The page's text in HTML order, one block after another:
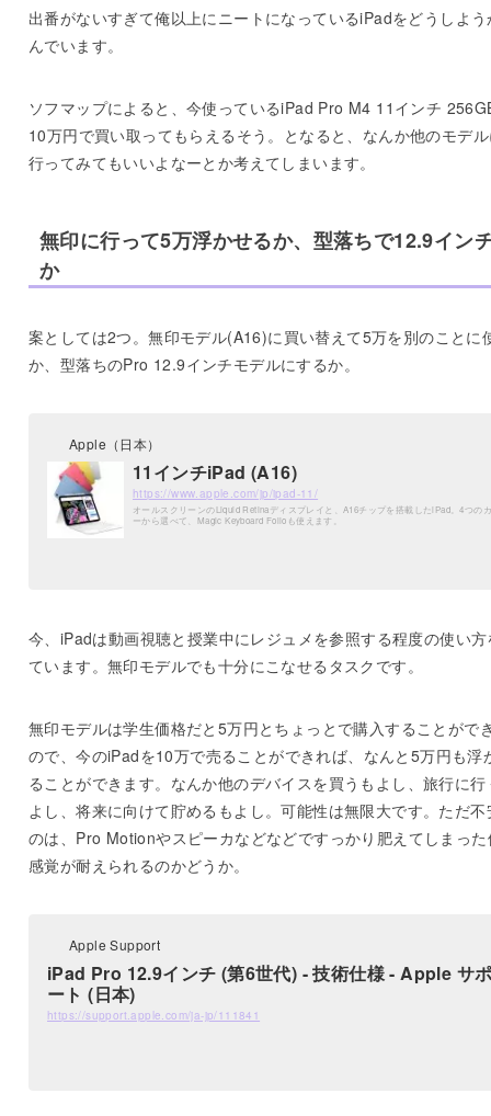
出番がないすぎて俺以上にニートになっているiPadをどうしよ
んでいます。
ソフマップによると、今使っているiPad Pro M4 11インチ
10万円で買い取ってもらえるそう。となると、なんか他のモデ
行ってみてもいいよなーとか考えてしまいます。
無印に行って5万浮かせるか、型落ちで12.9イン
か
案としては2つ。無印モデル(A16)に買い替えて5万を別のことに
か、型落ちのPro 12.9インチモデルにするか。
Apple（日本）
11インチiPad (A16)
https://www.apple.com/jp/ipad-11/
オールスクリーンのLiquid Retinaディスプレイと、A16チップを搭載したiPad。4つの
ーから選べて、Magic Keyboard Folioも使えます。
今、iPadは動画視聴と授業中にレジュメを参照する程度の使い方
ています。無印モデルでも十分にこなせるタスクです。
無印モデルは学生価格だと5万円とちょっとで購入することがで
ので、今のiPadを10万で売ることができれば、なんと5万円も浮
ることができます。なんか他のデバイスを買うもよし、旅行に行
よし、将来に向けて貯めるもよし。可能性は無限大です。ただ不
のは、Pro Motionやスピーカなどなどですっかり肥えてしまっ
感覚が耐えられるのかどうか。
Apple Support
iPad Pro 12.9インチ (第6世代) - 技術仕様 - Apple サ
ート (日本)
https://support.apple.com/ja-jp/111841